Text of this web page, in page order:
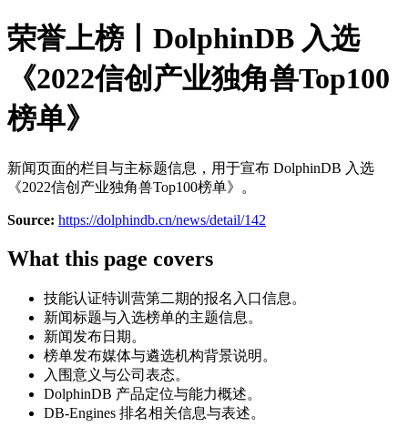
荣誉上榜丨DolphinDB 入选
《2022信创产业独角兽Top100
榜单》
新闻页面的栏目与主标题信息，用于宣布 DolphinDB 入选
《2022信创产业独角兽Top100榜单》。
Source: https://dolphindb.cn/news/detail/142
What this page covers
技能认证特训营第二期的报名入口信息。
新闻标题与入选榜单的主题信息。
新闻发布日期。
榜单发布媒体与遴选机构背景说明。
入围意义与公司表态。
DolphinDB 产品定位与能力概述。
DB-Engines 排名相关信息与表述。